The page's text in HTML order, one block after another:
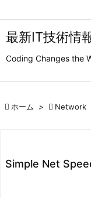
最新IT技術情
Coding Changes the
 ホーム >  Network
Simple Net